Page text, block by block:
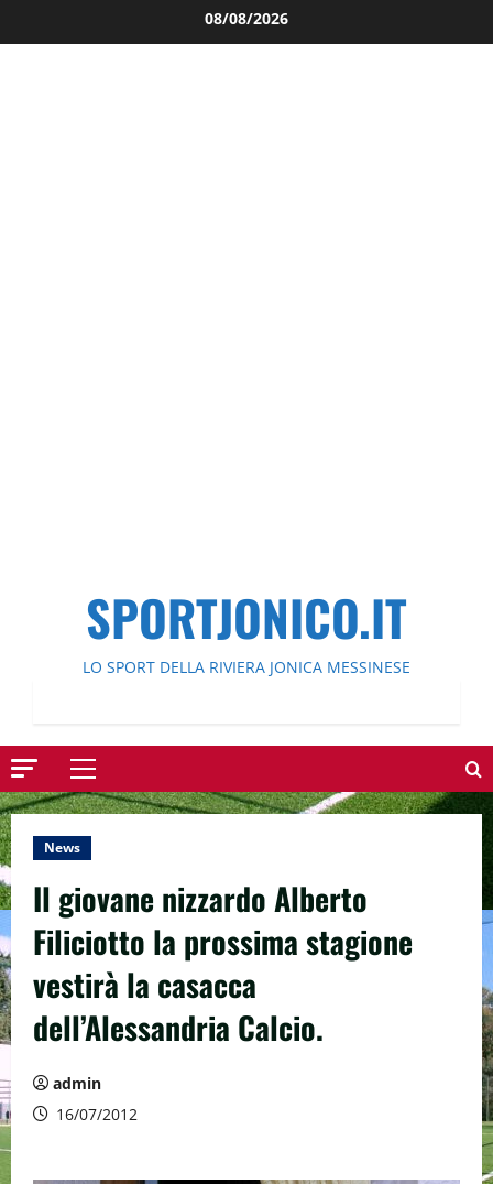
al
08/08/2026
SPORTJONICO.IT
LO SPORT DELLA RIVIERA JONICA MESSINESE
Menu
principale
News
Il giovane nizzardo Alberto
Filiciotto la prossima stagione
vestirà la casacca
dell’Alessandria Calcio.
admin
16/07/2012